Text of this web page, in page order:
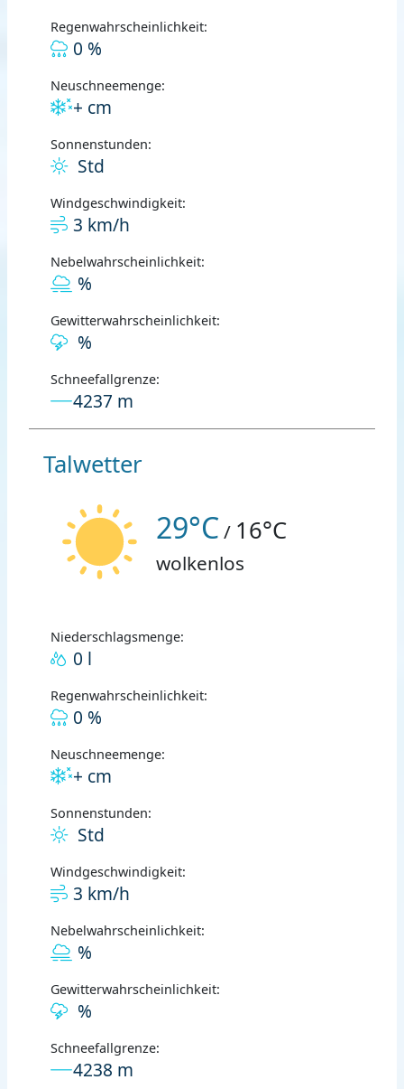
Regenwahrscheinlichkeit:
0 %
Neuschneemenge:
+ cm
Sonnenstunden:
Std
Windgeschwindigkeit:
3 km/h
Nebelwahrscheinlichkeit:
%
Gewitterwahrscheinlichkeit:
%
Schneefallgrenze:
4237 m
Talwetter
29°C / 16°C
wolkenlos
Niederschlagsmenge:
0 l
Regenwahrscheinlichkeit:
0 %
Neuschneemenge:
+ cm
Sonnenstunden:
Std
Windgeschwindigkeit:
3 km/h
Nebelwahrscheinlichkeit:
%
Gewitterwahrscheinlichkeit:
%
Schneefallgrenze:
4238 m